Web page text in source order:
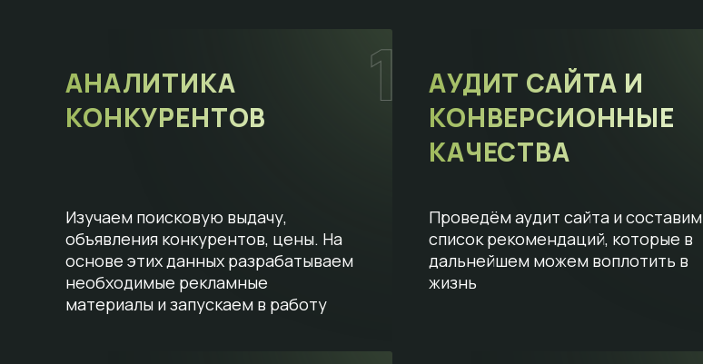
АНАЛИТИКА
КОНКУРЕНТОВ
Изучаем поисковую выдачу,
объявления конкурентов, цены. На
основе этих данных разрабатываем
необходимые рекламные
материалы и запускаем в работу
АУДИТ САЙТА И
КОНВЕРСИОННЫЕ
КАЧЕСТВА
Проведём аудит сайта и составим
список рекомендаций, которые в
дальнейшем можем воплотить в
жизнь